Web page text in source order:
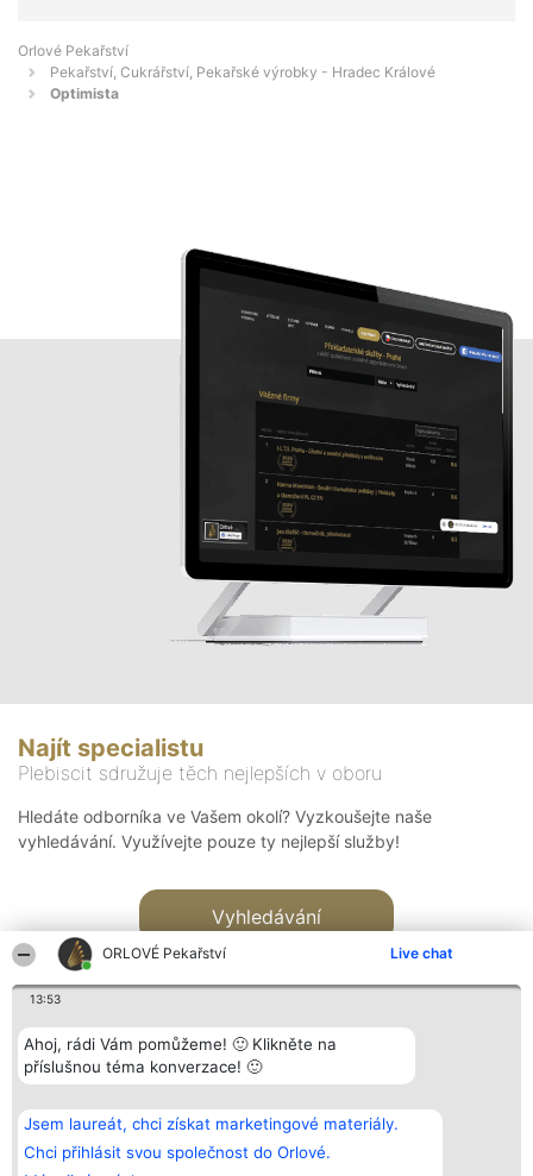
ORLOVÉ Pekařství Live chat
13:53
Ahoj, rádi Vám pomůžeme! 🙂 Klikněte na
příslušnou téma konverzace! 🙂
Jsem laureát, chci získat marketingové materiály.
Chci přihlásit svou společnost do Orlové.
Orlové Pekařství
Pekařství, Cukrářství, Pekařské výrobky - Hradec Králové
Optimista
Najít specialistu
Plebiscit sdružuje těch nejlepších v oboru
Hledáte odborníka ve Vašem okolí? Vyzkoušejte naše
vyhledávání. Využívejte pouze ty nejlepší služby!
Vyhledávání
Bright Side Solutions sp. z o.
o. sp. k.
ul. Ruska 22
Wrocław 50-079
Vítězové
Seznam všech
laureátů
Zásady
Kontakt